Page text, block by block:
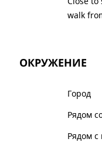
walk
ОКРУЖЕНИЕ
Город
Рядом
Рядом с